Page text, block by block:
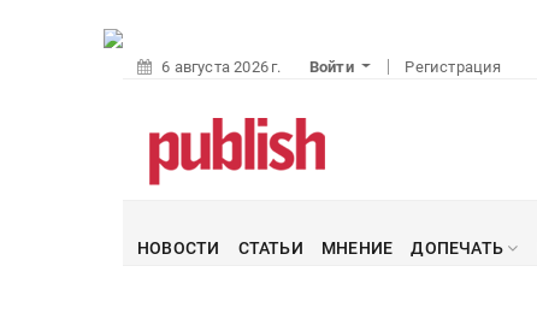
6 августа 2026 г. Войти Регистрация
НОВОСТИ СТАТЬИ МНЕНИЕ ДОПЕЧАТЬ